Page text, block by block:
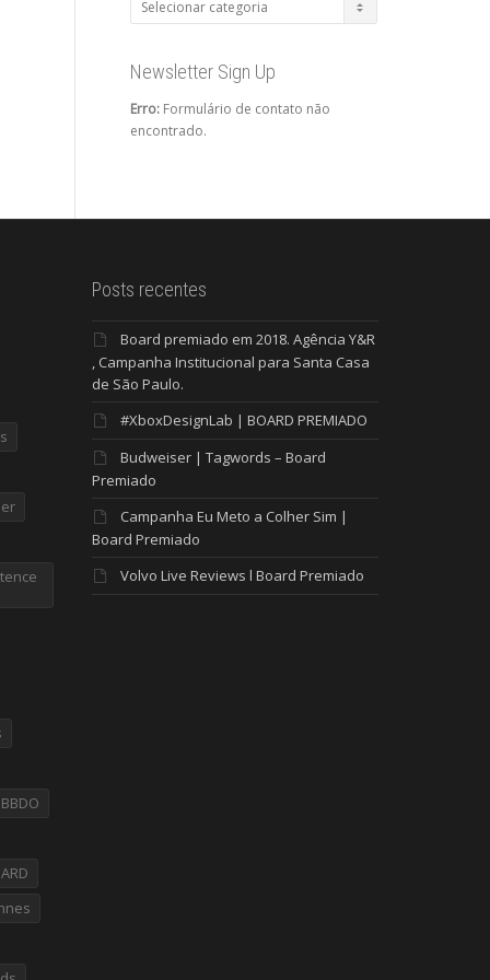
Newsletter Sign Up
Erro:Formulário de contato não
encontrado.
Posts recentes
Board premiado em 2018. Agência Y&R
, Campanha Institucional para Santa Casa
de São Paulo.
#XboxDesignLab | BOARD PREMIADO
Budweiser | Tagwords – Board
Premiado
Campanha Eu Meto a Colher Sim |
Board Premiado
Volvo Live Reviews l Board Premiado